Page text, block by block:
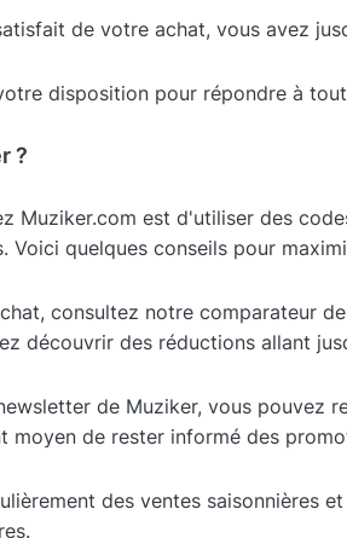
de votre achat, vous avez
disposition pour répondre à
?
Muziker.com est d'utiliser des
quelques conseils pour
consultez notre comparateur
découvrir des réductions allant
de Muziker, vous pouvez
de rester informé des
des ventes saisonnières